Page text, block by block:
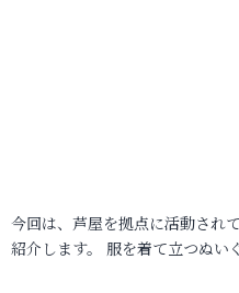
今回は、芦屋を拠点に活動され
紹介します。 服を着て立つぬい